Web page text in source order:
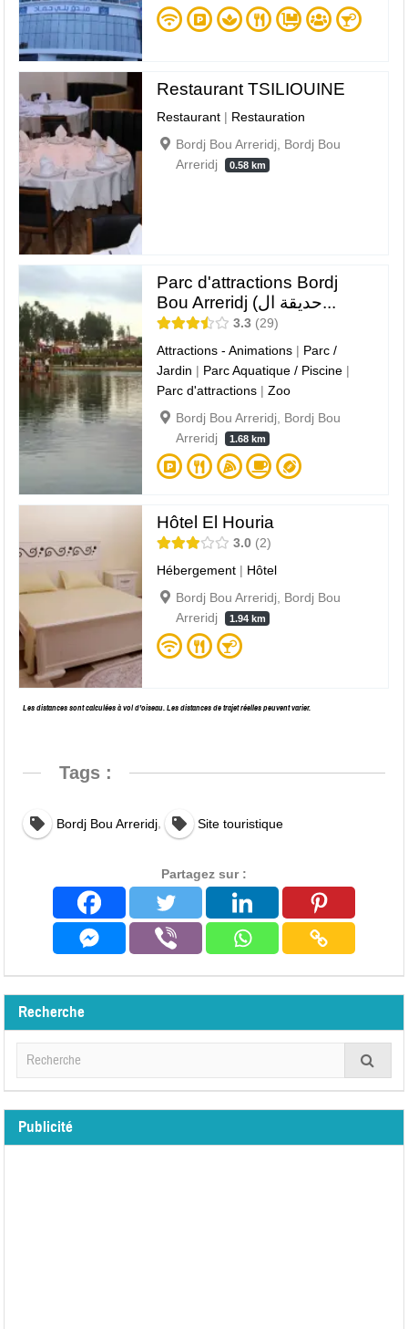
Restaurant TSILIOUINE
Restaurant | Restauration
Bordj Bou Arreridj, Bordj Bou
Arreridj
0.58 km
Parc d'attractions Bordj
Bou Arreridj (حديقة ال...
3.3
29
Attractions - Animations | Parc /
Jardin | Parc Aquatique / Piscine |
Parc d'attractions |Zoo
Bordj Bou Arreridj, Bordj Bou
Arreridj
1.68 km
Hôtel El Houria
3.0
2
Hébergement | Hôtel
Bordj Bou Arreridj, Bordj Bou
Arreridj
1.94 km
Les distances sont calculées à vol d’oiseau. Les distances de trajet réelles peuvent varier.
Tags :
Bordj Bou Arreridj, Site touristique
Partagez sur :
Recherche
Publicité